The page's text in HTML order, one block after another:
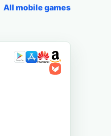
All mobile games